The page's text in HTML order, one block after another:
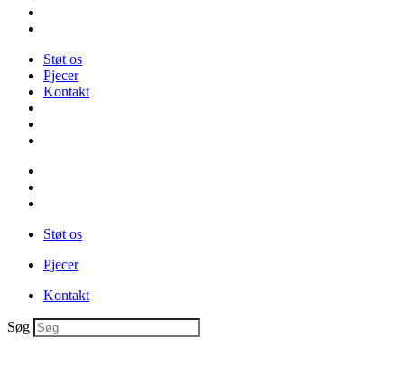
Støt os
Pjecer
Kontakt
Støt os
Pjecer
Kontakt
Søg